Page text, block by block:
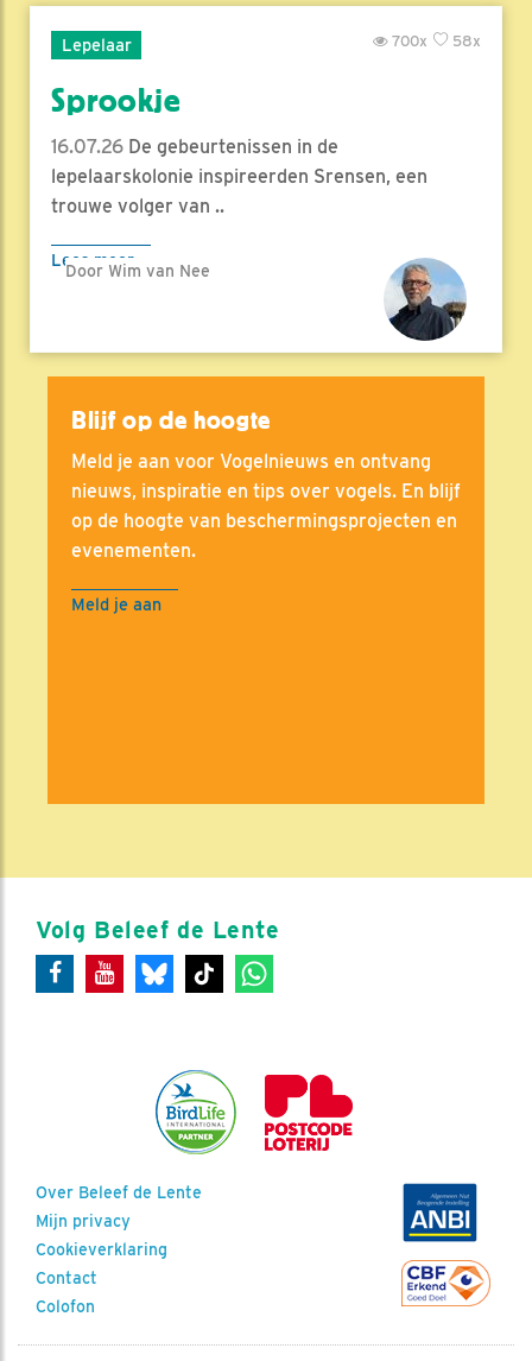
Lepelaar 58x
700x
Sprookje
16.07.26 De gebeurtenissen in de
lepelaarskolonie inspireerden Srensen, een
trouwe volger van ..
Lees meer
Door Wim van Nee
Blijf op de hoogte
Meld je aan voor Vogelnieuws en ontvang
nieuws, inspiratie en tips over vogels. En blijf
op de hoogte van beschermingsprojecten en
evenementen.
Meld je aan
Volg Beleef de Lente
Over Beleef de Lente
Mijn privacy
Cookieverklaring
Contact
Colofon